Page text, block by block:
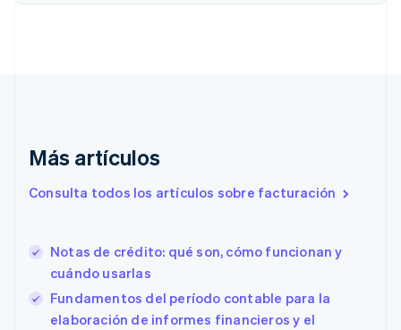
Más artículos
Consulta todos los artículos sobre facturación
Notas de crédito: qué son, cómo funcionan y
cuándo usarlas
Fundamentos del período contable para la
elaboración de informes financieros y el
Eslovaquia
Eslovenia
Español English
Estados Unidos
English Español 简体中文